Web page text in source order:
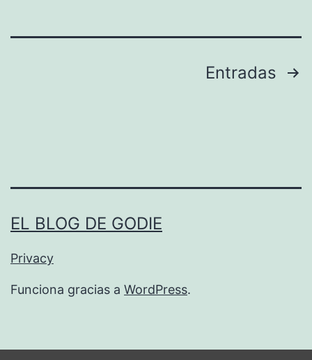
Entradas
EL BLOG DE GODIE
Privacy
Funciona gracias a WordPress.